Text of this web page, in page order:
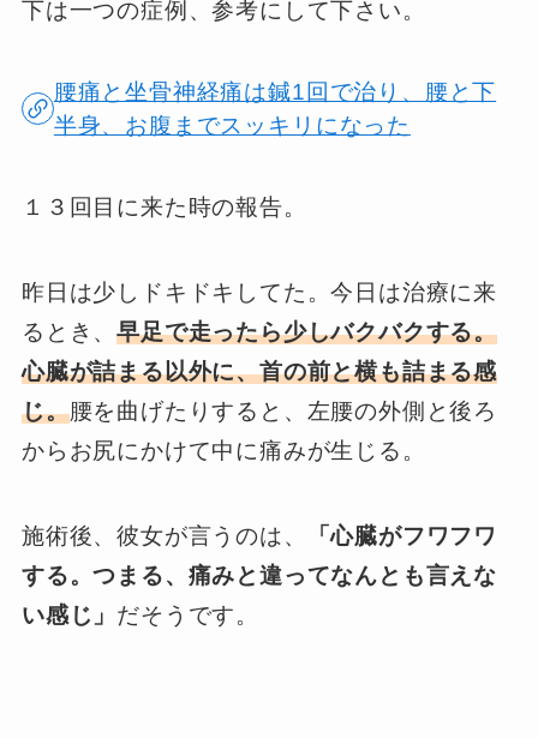
下は一つの症例、参考にして下さい。
腰痛と坐骨神経痛は鍼1回で治り、腰と下
半身、お腹までスッキリになった
１３回目に来た時の報告。
昨日は少しドキドキしてた。今日は治療に来
るとき、早足で走ったら少しバクバクする。
心臓が詰まる以外に、首の前と横も詰まる感
じ。腰を曲げたりすると、左腰の外側と後ろ
からお尻にかけて中に痛みが生じる。
施術後、彼女が言うのは、
「心臓がフワフワ
する。つまる、痛みと違ってなんとも言えな
い感じ」 だそうです。